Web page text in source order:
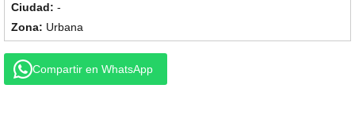
-
Urbana
Compartir en WhatsApp